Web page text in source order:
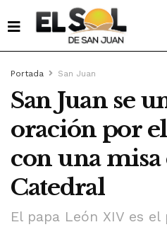
Portada San Juan
San Juan se
oración por
con una misa
Catedral
El papa León XIV es